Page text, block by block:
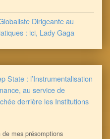
Dirigeante au
: ici, Lady Gaga
State : l’Instrumentalisation
au service de
derrière les Institutions
mes présomptions